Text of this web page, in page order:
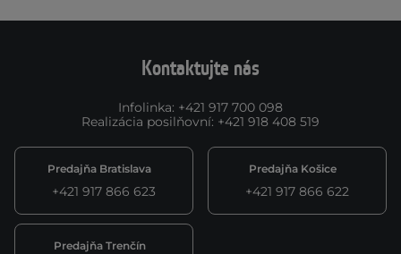
Kontaktujte nás
Infolinka: +421 917 700 098
Realizácia posilňovní: +421 918 408 519
Predajňa Bratislava
+421 917 866 623
Predajňa Košice
+421 917 866 622
Predajňa Trenčín